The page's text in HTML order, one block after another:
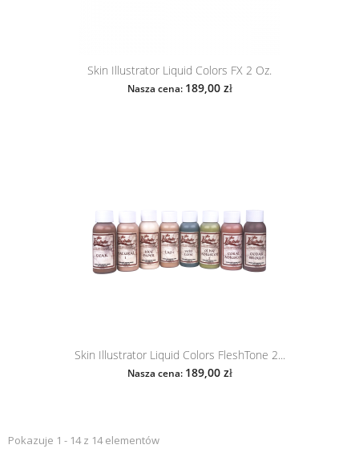
Skin Illustrator Liquid Colors FX 2 Oz.
Nasza cena: 189,00 zł
Skin Illustrator Liquid Colors FleshTone 2...
Nasza cena: 189,00 zł
Pokazuje 1 - 14 z 14 elementów